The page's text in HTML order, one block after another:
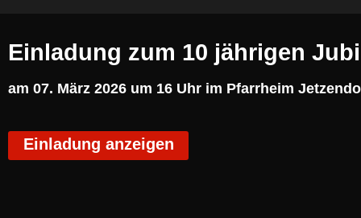
Einladung zum 10 jährigen
am 07. März 2026 um 16 Uhr im Pfarrheim
Einladung anzeigen